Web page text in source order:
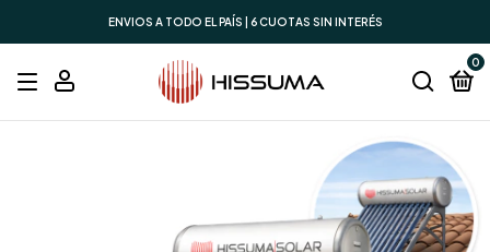
ENVIOS A TODO EL PAÍS | 6 CUOTAS SIN INTERÉS
0